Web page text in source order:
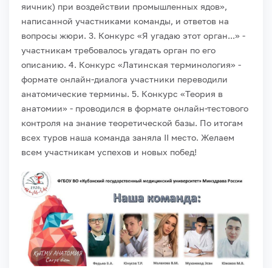
яичник) при воздействии промышленных ядов»,
написанной участниками команды, и ответов на
вопросы жюри. 3. Конкурс «Я угадаю этот орган...» -
участникам требовалось угадать орган по его
описанию. 4. Конкурс «Латинская терминология» -
формате онлайн-диалога участники переводили
анатомические термины. 5. Конкурс «Теория в
анатомии» - проводился в формате онлайн-тестового
контроля на знание теоретической базы. По итогам
всех туров наша команда заняла II место. Желаем
всем участникам успехов и новых побед!